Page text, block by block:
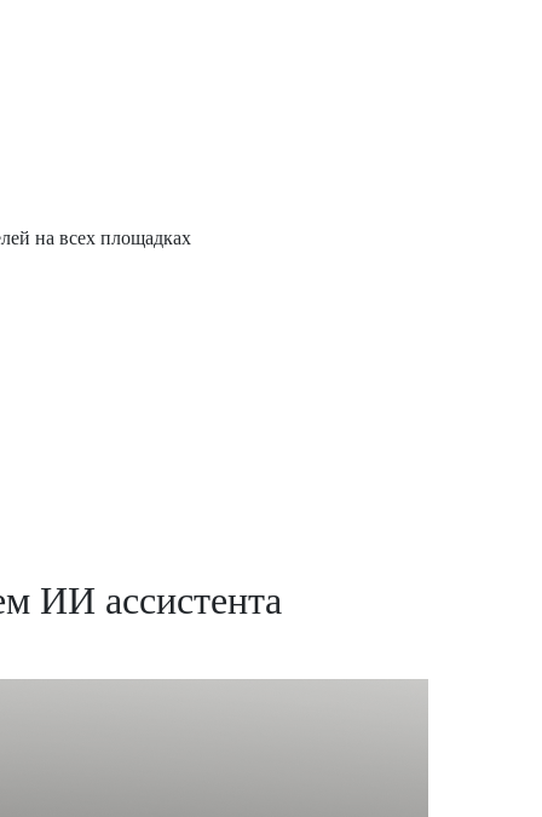
на всех площадках
ИИ ассистента